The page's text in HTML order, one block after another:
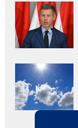
Adaugă
aici textul
pentru
subtitlu
Adaugă
aici textul
pentru
subtitlu